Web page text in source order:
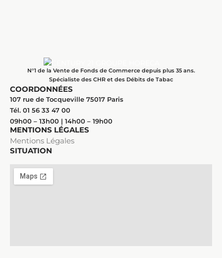
N°1 de la Vente de Fonds de Commerce depuis plus 35 ans.
Spécialiste des CHR et des Débits de Tabac
COORDONNÉES
107 rue de Tocqueville 75017 Paris
Tél. 01 56 33 47 00
09h00 – 13h00 | 14h00 – 19h00
MENTIONS LÉGALES
Mentions Légales
SITUATION